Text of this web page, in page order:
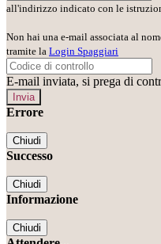
all'indirizzo indicato con le
Non hai una e-mail associata al
tramite la Login Spaggiari
E-mail inviata, si prega di
Errore
Chiudi
Successo
Chiudi
Informazione
Chiudi